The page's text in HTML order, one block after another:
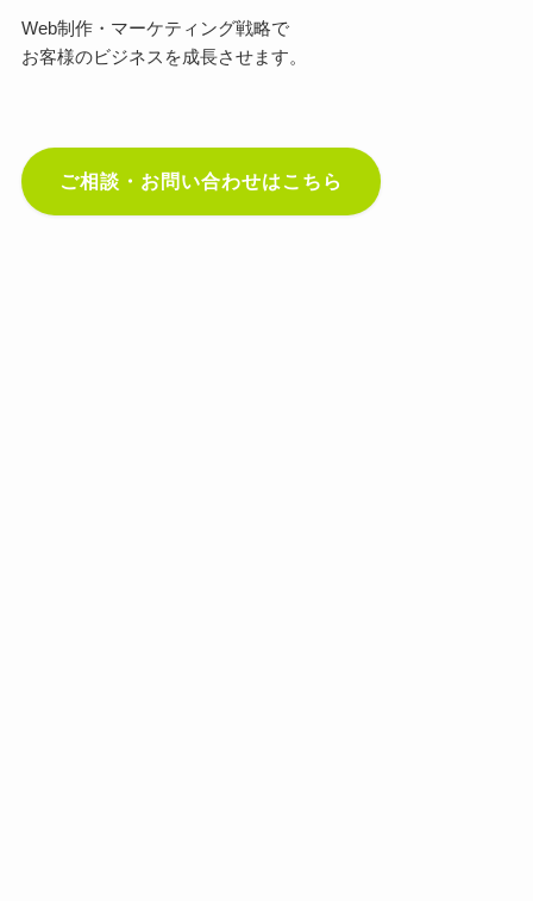
Web制作・マーケティング戦略で
お客様のビジネスを成長させます。
ご相談・お問い合わせはこちら